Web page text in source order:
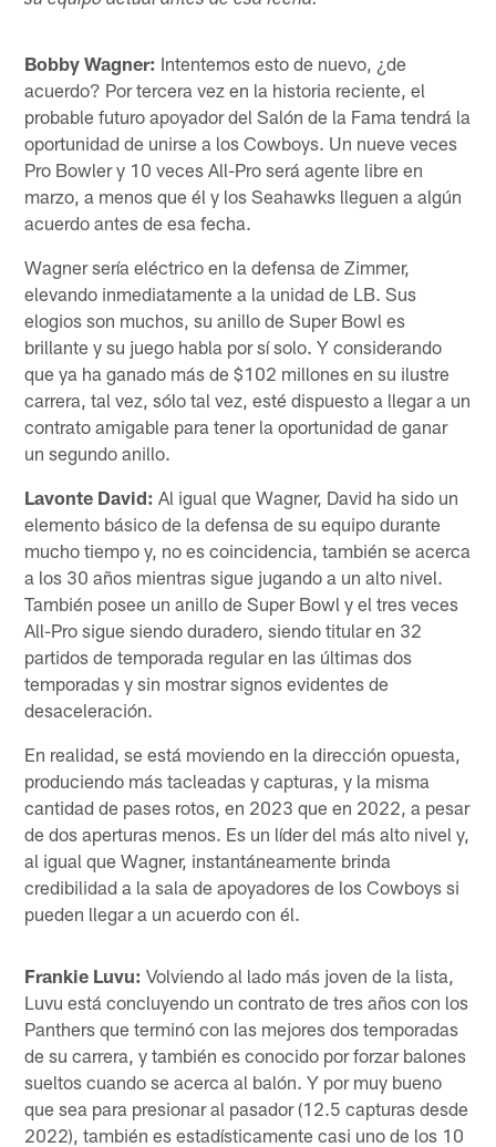
Bobby Wagner: Intentemos esto de nuevo, ¿de
acuerdo? Por tercera vez en la historia reciente, el
probable futuro apoyador del Salón de la Fama tendrá la
oportunidad de unirse a los Cowboys. Un nueve veces
Pro Bowler y 10 veces All-Pro será agente libre en
marzo, a menos que él y los Seahawks lleguen a algún
acuerdo antes de esa fecha.
Wagner sería eléctrico en la defensa de Zimmer,
elevando inmediatamente a la unidad de LB. Sus
elogios son muchos, su anillo de Super Bowl es
brillante y su juego habla por sí solo. Y considerando
que ya ha ganado más de $102 millones en su ilustre
carrera, tal vez, sólo tal vez, esté dispuesto a llegar a un
contrato amigable para tener la oportunidad de ganar
un segundo anillo.
Lavonte David: Al igual que Wagner, David ha sido un
elemento básico de la defensa de su equipo durante
mucho tiempo y, no es coincidencia, también se acerca
a los 30 años mientras sigue jugando a un alto nivel.
También posee un anillo de Super Bowl y el tres veces
All-Pro sigue siendo duradero, siendo titular en 32
partidos de temporada regular en las últimas dos
temporadas y sin mostrar signos evidentes de
desaceleración.
En realidad, se está moviendo en la dirección opuesta,
produciendo más tacleadas y capturas, y la misma
cantidad de pases rotos, en 2023 que en 2022, a pesar
de dos aperturas menos. Es un líder del más alto nivel y,
al igual que Wagner, instantáneamente brinda
credibilidad a la sala de apoyadores de los Cowboys si
pueden llegar a un acuerdo con él.
Frankie Luvu: Volviendo al lado más joven de la lista,
Luvu está concluyendo un contrato de tres años con los
Panthers que terminó con las mejores dos temporadas
de su carrera, y también es conocido por forzar balones
sueltos cuando se acerca al balón. Y por muy bueno
que sea para presionar al pasador (12.5 capturas desde
2022), también es estadísticamente casi uno de los 10